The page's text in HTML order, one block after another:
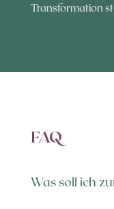
Transformation
FAQ
Was soll ich